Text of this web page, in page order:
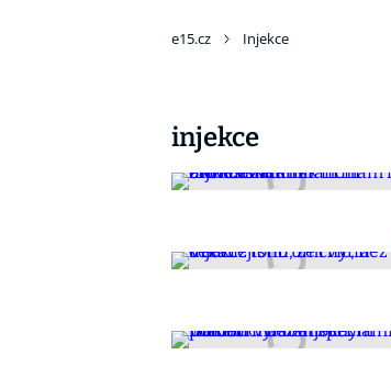
e15.cz Injekce
injekce